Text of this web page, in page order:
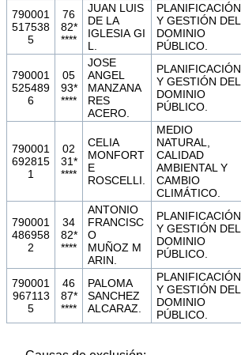
790001
517538
5
76
82*
****
JUAN LUIS
DE LA
IGLESIA GI
L.
PLANIFICACIÓN
Y GESTIÓN DEL
DOMINIO
PÚBLICO.
790001
525489
6
05
93*
****
JOSE
ANGEL
MANZANA
RES
ACERO.
PLANIFICACIÓN
Y GESTIÓN DEL
DOMINIO
PÚBLICO.
790001
692815
1
02
31*
****
CELIA
MONFORT
E
ROSCELLI.
MEDIO
NATURAL,
CALIDAD
AMBIENTAL Y
CAMBIO
CLIMÁTICO.
790001
486958
2
34
82*
****
ANTONIO
FRANCISC
O
MUÑOZ M
ARIN.
PLANIFICACIÓN
Y GESTIÓN DEL
DOMINIO
PÚBLICO.
790001
967113
5
46
87*
****
PALOMA
SANCHEZ
ALCARAZ.
PLANIFICACIÓN
Y GESTIÓN DEL
DOMINIO
PÚBLICO.